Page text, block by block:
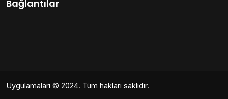
Bağlantılar
Uygulamaları © 2024. Tüm hakları saklıdır.